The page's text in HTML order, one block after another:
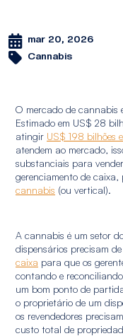
mar 20, 2026
Cannabis
O mercado de cannabis
Estimado em US$ 28
atingir US$ 198 bilhões
atendem ao mercado,
substanciais para
gerenciamento de caixa,
cannabis (ou vertical).
A cannabis é um setor
dispensários precisam
caixa para que os
contando e
um bom ponto de
o proprietário de um
os revendedores
custo total de